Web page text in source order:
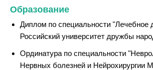
Образование
Диплом по специальности "Лечебное
Российский университет дружбы
Ординатура по специальности
Нервных болезней и Нейрохирургии